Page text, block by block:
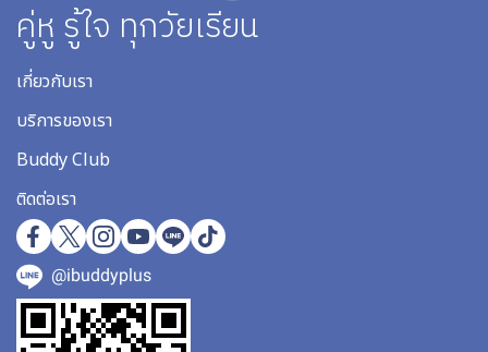
คู่หู รู้ใจ ทุกวัยเรียน
เกี่ยวกับเรา
บริการของเรา
Buddy Club
ติดต่อเรา
@ibuddyplus